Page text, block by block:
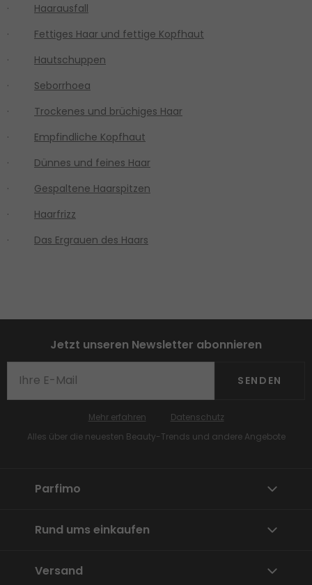
· Haarausfall
· Fettiges Haar und fettige Kopfhaut
· Hautschuppen
· Seborrhoea
· Trockenes und brüchiges Haar
· Empfindliche Kopfhaut
· Dünnes und feines Haar
· Gespaltene Haarspitzen
· Haarfrizz
· Das Ergrauen des Haars
Jetzt unseren Newsletter abonnieren
SENDEN
Alles über die neuesten Beauty-Trends und andere Angebote
Mehr erfahren Datenschutz
Parfimo
Rund ums einkaufen
Versand